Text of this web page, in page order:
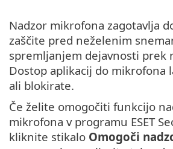
Nadzor mikrofona zagotavlja
zaščite pred neželenim
spremljanjem dejavnosti prek
Dostop aplikacij do mikrofona
ali blokirate.
Če želite omogočiti funkcijo
mikrofona v programu ESET
kliknite stikalo Omogoči